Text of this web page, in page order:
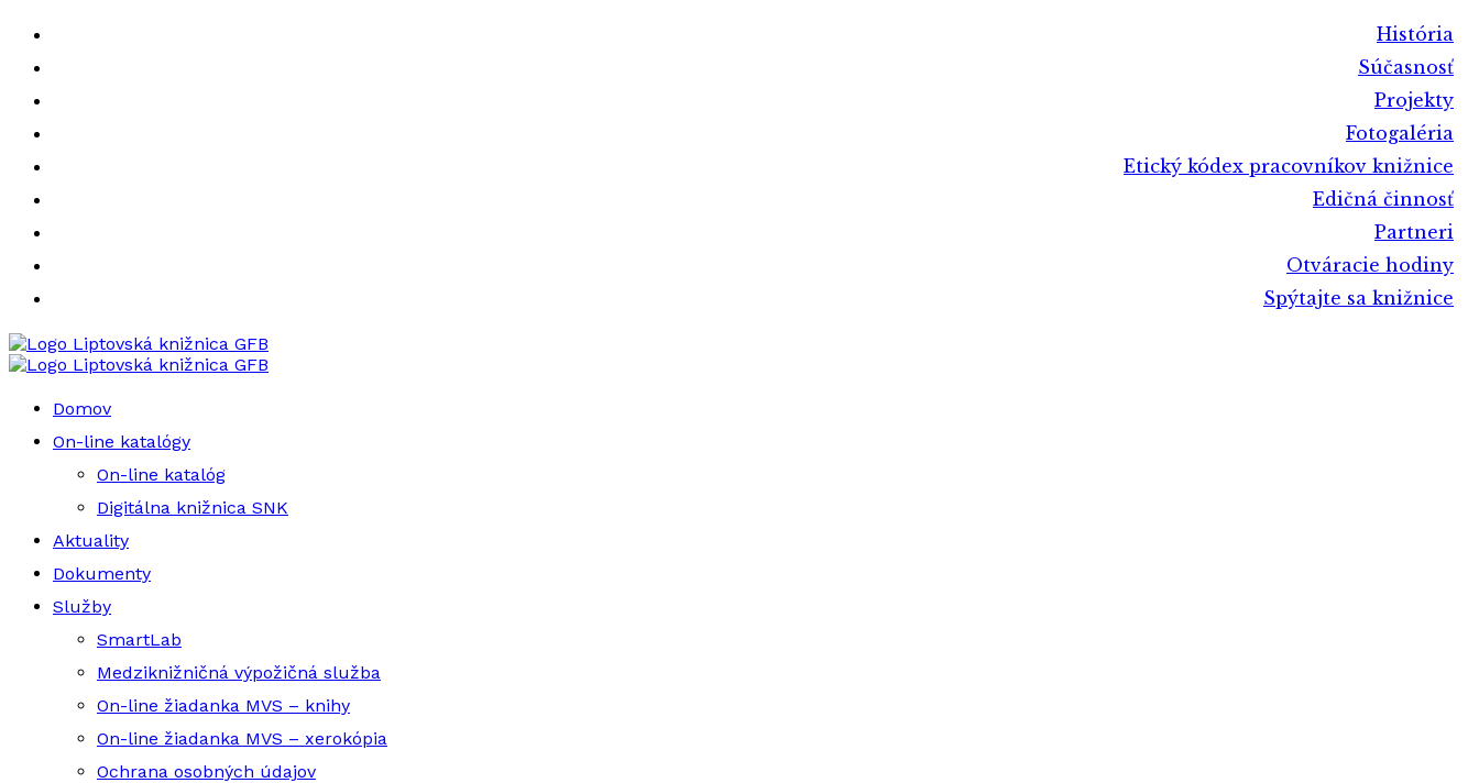
História
Súčasnosť
Projekty
Fotogaléria
Etický kódex pracovníkov knižnice
Edičná činnosť
Partneri
Otváracie hodiny
Spýtajte sa knižnice
Liptovská knižnica GFB
Liptovská knižnica GFB
Domov
On-line katalógy
On-line katalóg
Digitálna knižnica SNK
Aktuality
Dokumenty
Služby
SmartLab
Medziknižničná výpožičná služba
On-line žiadanka MVS – knihy
On-line žiadanka MVS – xerokópia
Ochrana osobných údajov